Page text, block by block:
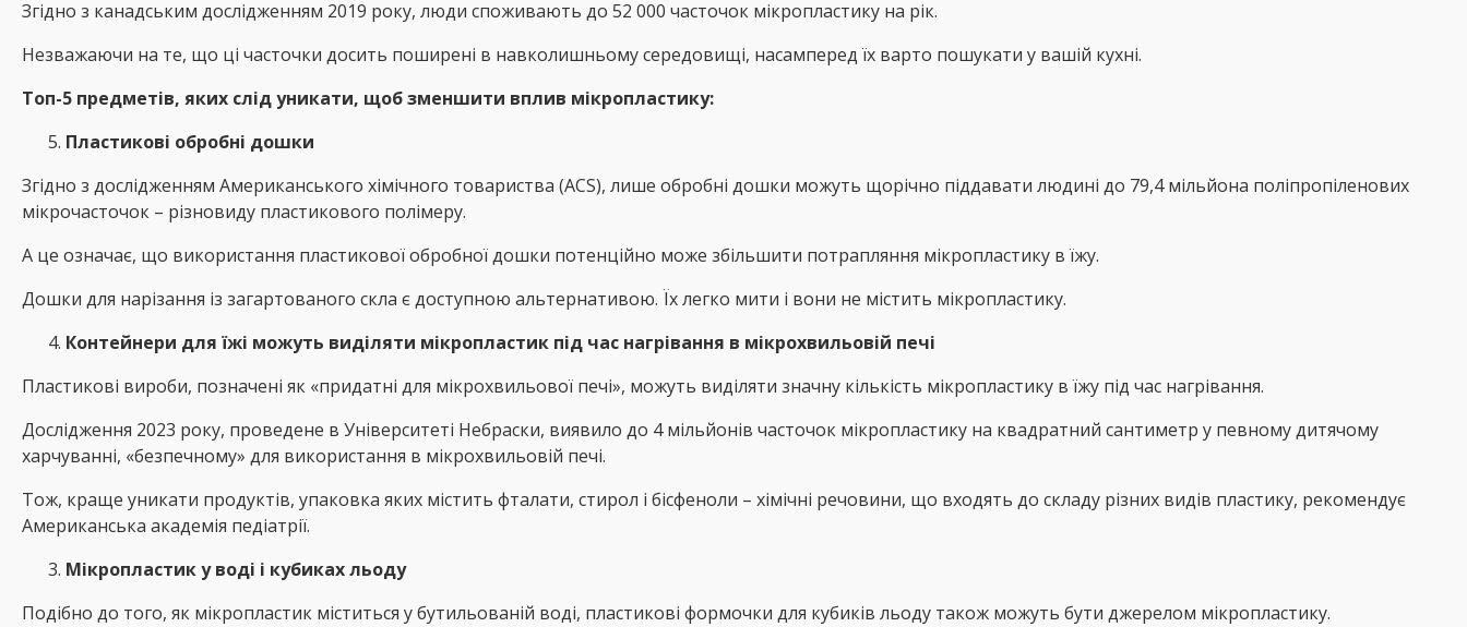
Згідно з канадським дослідженням 2019 року, люди споживають до 52 000 часточок мікропластику на рік.
Незважаючи на те, що ці часточки досить поширені в навколишньому середовищі, насамперед їх варто пошукати у вашій кухні.
Топ-5 предметів, яких слід уникати, щоб зменшити вплив мікропластику:
Пластикові обробні дошки
Згідно з дослідженням Американського хімічного товариства (ACS), лише обробні дошки можуть щорічно піддавати людині до 79,4 мільйона поліпропіленових
мікрочасточок – різновиду пластикового полімеру.
А це означає, що використання пластикової обробної дошки потенційно може збільшити потрапляння мікропластику в їжу.
Дошки для нарізання із загартованого скла є доступною альтернативою. Їх легко мити і вони не містить мікропластику.
Контейнери для їжі можуть виділяти мікропластик під час нагрівання в мікрохвильовій печі
Пластикові вироби, позначені як «придатні для мікрохвильової печі», можуть виділяти значну кількість мікропластику в їжу під час нагрівання.
Дослідження 2023 року, проведене в Університеті Небраски, виявило до 4 мільйонів часточок мікропластику на квадратний сантиметр у певному дитячому
харчуванні, «безпечному» для використання в мікрохвильовій печі.
Тож, краще уникати продуктів, упаковка яких містить фталати, стирол і бісфеноли – хімічні речовини, що входять до складу різних видів пластику, рекомендує
Американська академія педіатрії.
Мікропластик у воді і кубиках льоду
Подібно до того, як мікропластик міститься у бутильованій воді, пластикові формочки для кубиків льоду також можуть бути джерелом мікропластику.